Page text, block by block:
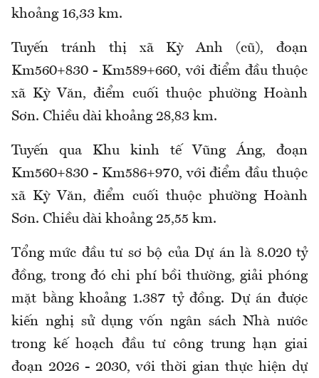
khoảng 16,33 km.
Tuyến tránh thị xã Kỳ Anh (cũ), đoạn
Km560+830 - Km589+660, với điểm đầu thuộc
xã Kỳ Văn, điểm cuối thuộc phường Hoành
Sơn. Chiều dài khoảng 28,83 km.
Tuyến qua Khu kinh tế Vũng Áng, đoạn
Km560+830 - Km586+970, với điểm đầu thuộc
xã Kỳ Văn, điểm cuối thuộc phường Hoành
Sơn. Chiều dài khoảng 25,55 km.
Tổng mức đầu tư sơ bộ của Dự án là 8.020 tỷ
đồng, trong đó chi phí bồi thường, giải phóng
mặt bằng khoảng 1.387 tỷ đồng. Dự án được
kiến nghị sử dụng vốn ngân sách Nhà nước
trong kế hoạch đầu tư công trung hạn giai
đoạn 2026 - 2030, với thời gian thực hiện dự